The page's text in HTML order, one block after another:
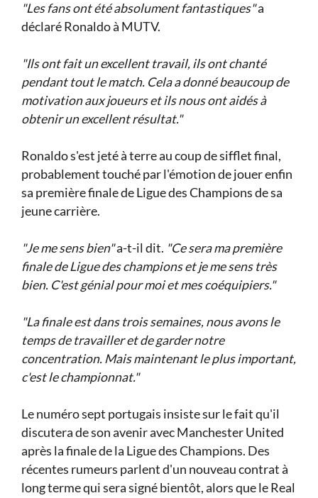
"Les fans ont été absolument fantastiques"a
déclaré Ronaldo à MUTV.
"Ils ont fait un excellent travail, ils ont chanté
pendant tout le match. Cela a donné beaucoup de
motivation aux joueurs et ils nous ont aidés à
obtenir un excellent résultat."
Ronaldo s'est jeté à terre au coup de sifflet final,
probablement touché par l'émotion de jouer enfin
sa première finale de Ligue des Champions de sa
jeune carrière.
"Je me sens bien"a-t-il dit. "Ce sera ma première
finale de Ligue des champions et je me sens très
bien. C'est génial pour moi et mes coéquipiers."
"La finale est dans trois semaines, nous avons le
temps de travailler et de garder notre
concentration. Mais maintenant le plus important,
c'est le championnat."
Le numéro sept portugais insiste sur le fait qu'il
discutera de son avenir avec Manchester United
après la finale de la Ligue des Champions. Des
récentes rumeurs parlent d'un nouveau contrat à
long terme qui sera signé bientôt, alors que le Real